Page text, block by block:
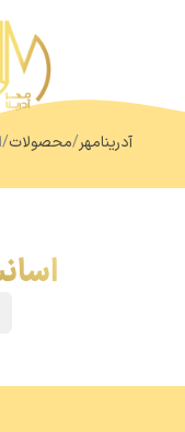
آدرینامهر محصولات